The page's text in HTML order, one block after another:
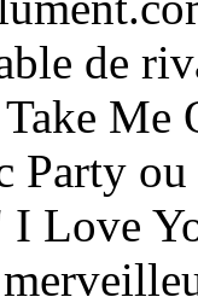
de
Me
Party ou
Love